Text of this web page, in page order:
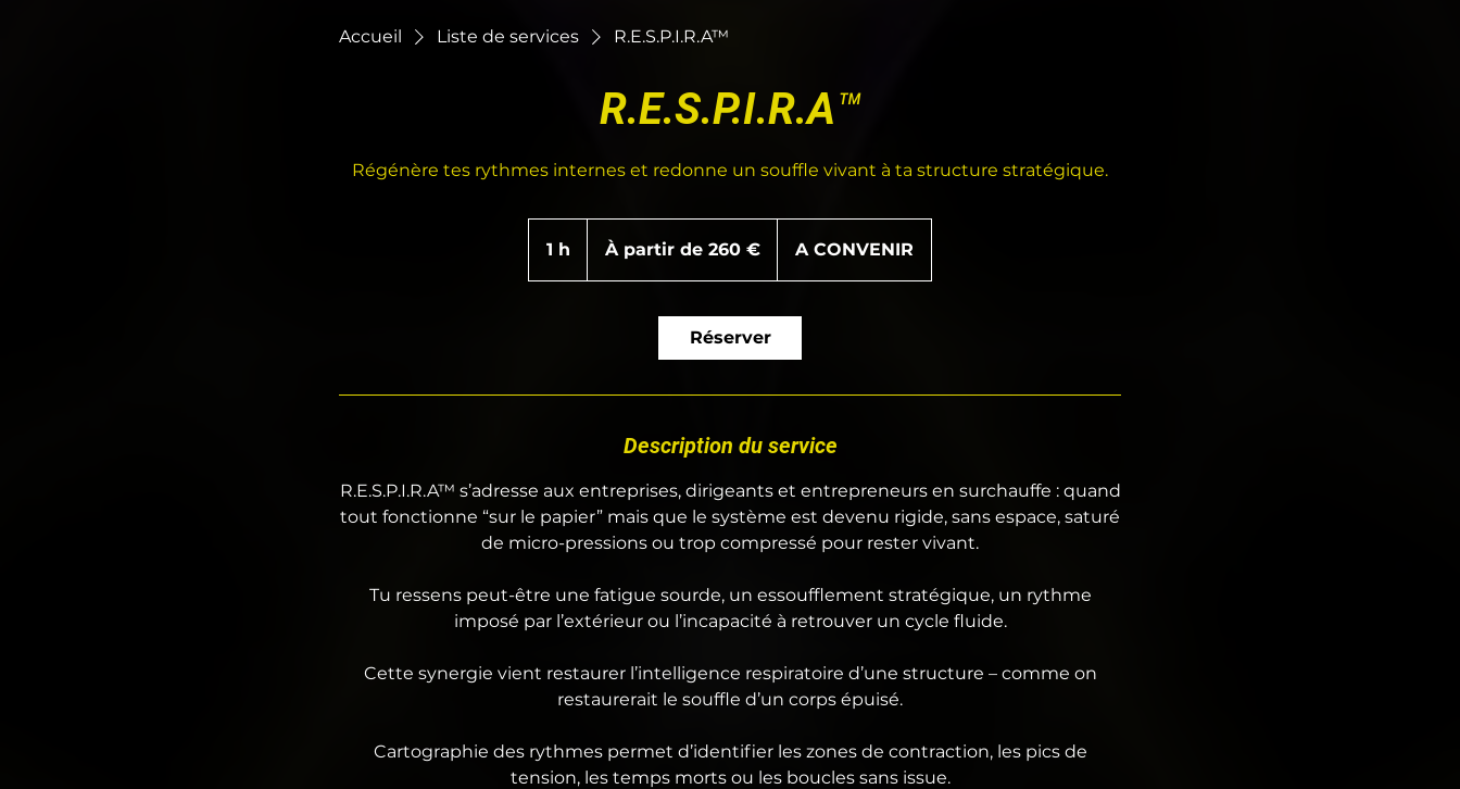
Accueil Liste de services R.E.S.P.I.R.A™
R.E.S.P.I.R.A™
Régénère tes rythmes internes et redonne un souffle vivant à ta structure stratégique.
1 h
partir
À partir de 260 € A CONVENIR
Réserver
Description du service
R.E.S.P.I.R.A™ s’adresse aux entreprises, dirigeants et entrepreneurs en surchauffe : quand
tout fonctionne “sur le papier” mais que le système est devenu rigide, sans espace, saturé
de micro-pressions ou trop compressé pour rester vivant.
Tu ressens peut-être une fatigue sourde, un essoufflement stratégique, un rythme
imposé par l’extérieur ou l’incapacité à retrouver un cycle fluide.
Cette synergie vient restaurer l’intelligence respiratoire d’une structure – comme on
restaurerait le souffle d’un corps épuisé.
Cartographie des rythmes permet d’identifier les zones de contraction, les pics de
tension, les temps morts ou les boucles sans issue.